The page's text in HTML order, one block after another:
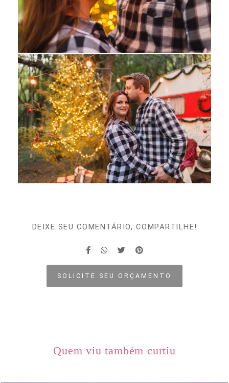
DEIXE SEU COMENTÁRIO, COMPARTILHE!
SOLICITE SEU ORÇAMENTO
Quem viu também curtiu